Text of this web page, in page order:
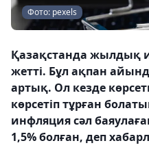
Фото: pexels
Қазақстанда жылдық
жетті. Бұл ақпан
артық. Ол кезде
көрсетіп тұрған
инфляция сәл
1,5% болған, деп